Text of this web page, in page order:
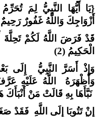
{يَا أَيُّهَا النَّبِيُّ لِمَ
أَزْوَاجِكَ وَاللَّهُ غَفُورٌ رَحِيمٌ
قَدْ فَرَضَ اللَّهُ لَكُمْ تَحِلَّةَ
الْحَكِيمُ (2)
وَإِذْ أَسَرَّ النَّبِيُّ إِلَى
وَأَظْهَرَهُ اللَّهُ عَلَيْهِ
نَبَّأَهَا بِهِ قَالَتْ مَنْ أَنْبَأَكَ
إِنْ تَتُوبَا إِلَى اللَّهِ فَقَدْ